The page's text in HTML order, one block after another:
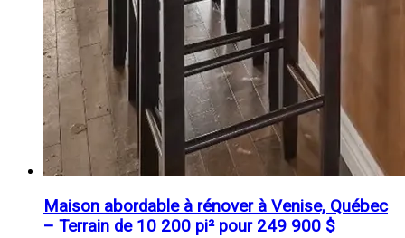
Maison abordable à rénover à Venise, Québec
– Terrain de 10 200 pi² pour 249 900 $